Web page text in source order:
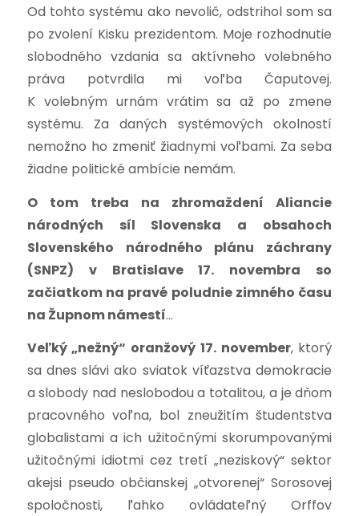
Od tohto systému ako nevolič, odstrihol som sa
po zvolení Kisku prezidentom. Moje rozhodnutie
slobodného vzdania sa aktívneho volebného
práva potvrdila mi voľba Čaputovej.
K volebným urnám vrátim sa až po zmene
systému. Za daných systémových okolností
nemožno ho zmeniť žiadnymi voľbami. Za seba
žiadne politické ambície nemám.
O tom treba na zhromaždení Aliancie
národných síl Slovenska a obsahoch
Slovenského národného plánu záchrany
(SNPZ) v Bratislave 17. novembra so
začiatkom na pravé poludnie zimného času
na Župnom námestí…
Veľký „nežný“ oranžový 17. november, ktorý
sa dnes slávi ako sviatok víťazstva demokracie
a slobody nad neslobodou a totalitou, a je dňom
pracovného voľna, bol zneužitím študentstva
globalistami a ich užitočnými skorumpovanými
užitočnými idiotmi cez tretí „neziskový“ sektor
akejsi pseudo občianskej „otvorenej“ Sorosovej
spoločnosti, ľahko ovládateľný Orffov